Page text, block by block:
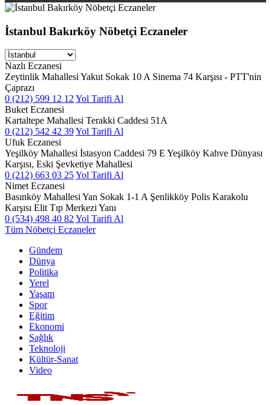
İstanbul Bakırköy Nöbetçi Eczaneler
Nazlı Eczanesi
Zeytinlik Mahallesi Yakut Sokak 10 A Sinema 74 Karşısı - PTT'nin
Çaprazı
0 (212) 599 12 12 Yol Tarifi Al
Buket Eczanesi
Kartaltepe Mahallesi Terakki Caddesi 51A
0 (212) 542 42 39Yol Tarifi Al
Ufuk Eczanesi
Yeşilköy Mahallesi İstasyon Caddesi 79 E Yeşilköy Kahve Dünyası
Karşısı, Eski Şevketiye Mahallesi
0 (212) 663 03 25Yol Tarifi Al
Nimet Eczanesi
Basınköy Mahallesi Yan Sokak 1-1 A Şenlikköy Polis Karakolu
Karşısı Elit Tıp Merkezi Yanı
0 (534) 498 40 82 Yol Tarifi Al
Tüm Nöbetçi Eczaneler
Gündem
Dünya
Politika
Yerel
Yaşam
Spor
Eğitim
Ekonomi
Sağlık
Teknoloji
Kültür-Sanat
Video